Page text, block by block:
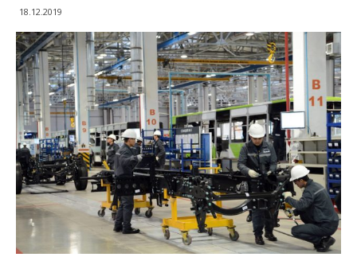
18.12.2019